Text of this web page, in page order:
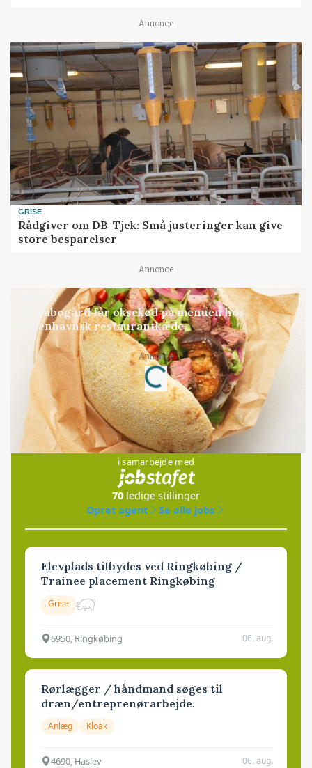
Annonce
GRISE
Rådgiver om DB-Tjek: Små justeringer kan give
store besparelser
Annonce
BUSINESS
Grambogård får oksekød på menuen hos
københavnsk restaurantkæde
Annonce
Loading...
Jobs
i samarbejde med
70 ledige stillinger
Opret agent
Se alle jobs
Elevplads tilbydes ved Ringkøbing /
Trainee placement Ringkøbing
Grise
6950, Ringkøbing 06. aug.
Rørlægger / håndmand søges til
dræn/entreprenørarbejde.
Anlæg Kloak
4690, Haslev 06. aug.